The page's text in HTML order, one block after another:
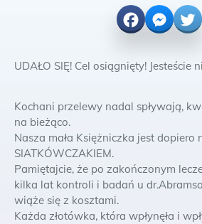
FacebookMessenger
UDAŁO SIĘ! Cel osiągnięty! Jesteście
Kochani przelewy nadal spływają,
na bieżąco.
Nasza mała Księżniczka jest
SIATKÓWCZAKIEM.
Pamiętajcie, że po zakończonym
kilka lat kontroli i badań u
wiąże się z kosztami.
Każda złotówka, która wpłynęła i